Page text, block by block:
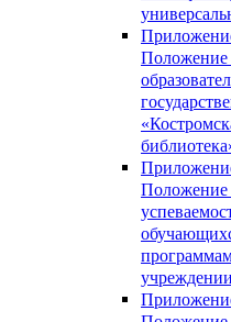
Положение
Положение